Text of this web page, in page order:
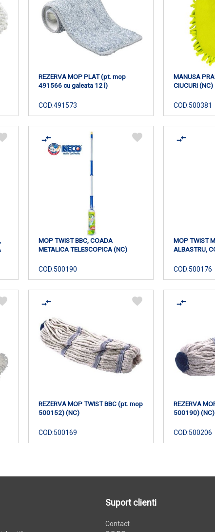
REZERVA MOP PLAT (pt. mop
491566 cu galeata 12 l)
COD:491573
MANUSA
CIUCURI (NC)
COD:500381
MOP TWIST BBC, COADA
METALICA TELESCOPICA (NC)
COD:500190
MOP TWIST
ALBASTRU,
COD:500176
REZERVA MOP TWIST BBC (pt. mop
500152) (NC)
COD:500169
REZERVA
500190) (NC)
COD:500206
Suport clienti
Contact